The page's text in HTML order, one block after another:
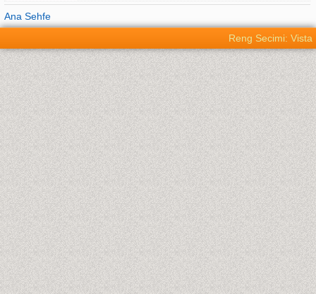
Ana Sehfe
Reng Secimi: Vista